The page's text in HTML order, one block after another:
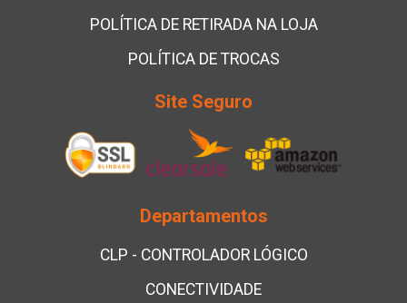
POLÍTICA DE RETIRADA NA LOJA
POLÍTICA DE TROCAS
Site Seguro
Departamentos
CLP - CONTROLADOR LÓGICO
CONECTIVIDADE